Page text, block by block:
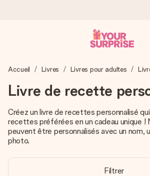
Nous préparons votre cadeau avec
quand cela compte le plus.
4,9 (sur la base de +15 000
une note de 4,9 sur Google Reviews
pays où nous sommes présents).
Accueil Livres Livres pour adultes
Livre de recette
Créez un livre de recettes personnalisé
recettes préférées en un cadeau unique !
peuvent être personnalisés avec un nom,
photo.
Filtrer